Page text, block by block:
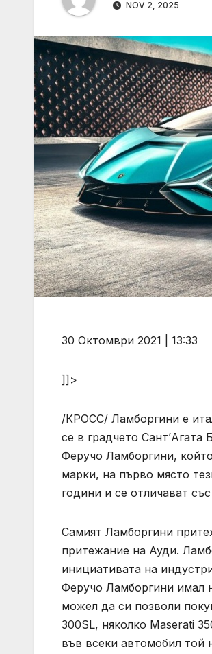
NOV 2, 2025
30 Октомври 2021 | 13:33
]]>
/КРОСС/ Ламборгини е
се в градчето
Феручо Ламборгини,
марки, на първо място
години и се отличават
Самият Ламборгини
притежание на Ауди.
инициативата на
Феручо Ламборгини имал
можел да си позволи
300SL, няколко Maserati
във всеки автомобил той